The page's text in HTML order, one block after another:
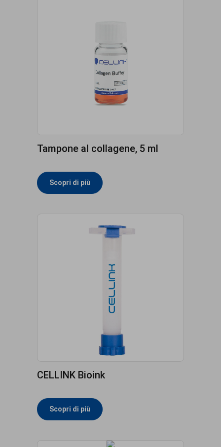
Tampone al collagene, 5 ml
Scopri di più
CELLINK Bioink
Scopri di più